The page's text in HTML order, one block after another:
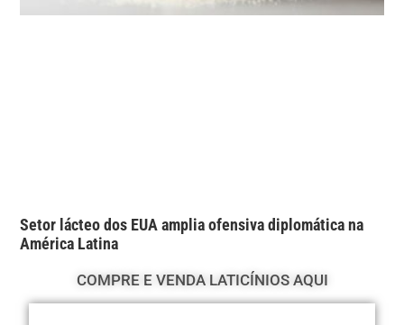
Setor lácteo dos EUA amplia ofensiva diplomática na
América Latina
COMPRE E VENDA LATICÍNIOS AQUI